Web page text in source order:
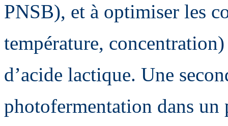
PNSB), et à optimiser les
température,
d’acide lactique. Une
photofermentation dans